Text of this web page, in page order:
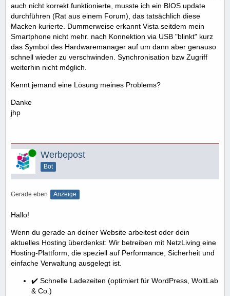
auch nicht korrekt funktionierte, musste ich ein BIOS update
durchführen (Rat aus einem Forum), das tatsächlich diese
Macken kurierte. Dummerweise erkannt Vista seitdem mein
Smartphone nicht mehr. nach Konnektion via USB "blinkt" kurz
das Symbol des Hardwaremanager auf um dann aber genauso
schnell wieder zu verschwinden. Synchronisation bzw Zugriff
weiterhin nicht möglich.
Kennt jemand eine Lösung meines Problems?
Danke
jhp
Online Werbepost
Bot
Gerade eben Anzeige
Hallo!
Wenn du gerade an deiner Website arbeitest oder dein
aktuelles Hosting überdenkst: Wir betreiben mit NetzLiving eine
Hosting-Plattform, die speziell auf Performance, Sicherheit und
einfache Verwaltung ausgelegt ist.
✔️ Schnelle Ladezeiten (optimiert für WordPress, WoltLab
& Co.)